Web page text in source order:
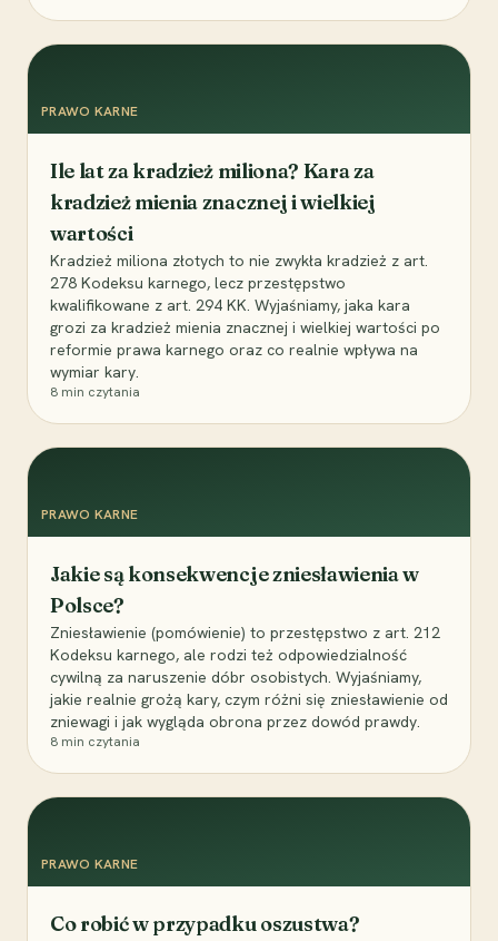
PRAWO KARNE
Ile lat za kradzież miliona? Kara za
kradzież mienia znacznej i wielkiej
wartości
Kradzież miliona złotych to nie zwykła kradzież z art.
278 Kodeksu karnego, lecz przestępstwo
kwalifikowane z art. 294 KK. Wyjaśniamy, jaka kara
grozi za kradzież mienia znacznej i wielkiej wartości po
reformie prawa karnego oraz co realnie wpływa na
wymiar kary.
8 min czytania
PRAWO KARNE
Jakie są konsekwencje zniesławienia w
Polsce?
Zniesławienie (pomówienie) to przestępstwo z art. 212
Kodeksu karnego, ale rodzi też odpowiedzialność
cywilną za naruszenie dóbr osobistych. Wyjaśniamy,
jakie realnie grożą kary, czym różni się zniesławienie od
zniewagi i jak wygląda obrona przez dowód prawdy.
8 min czytania
PRAWO KARNE
Co robić w przypadku oszustwa?